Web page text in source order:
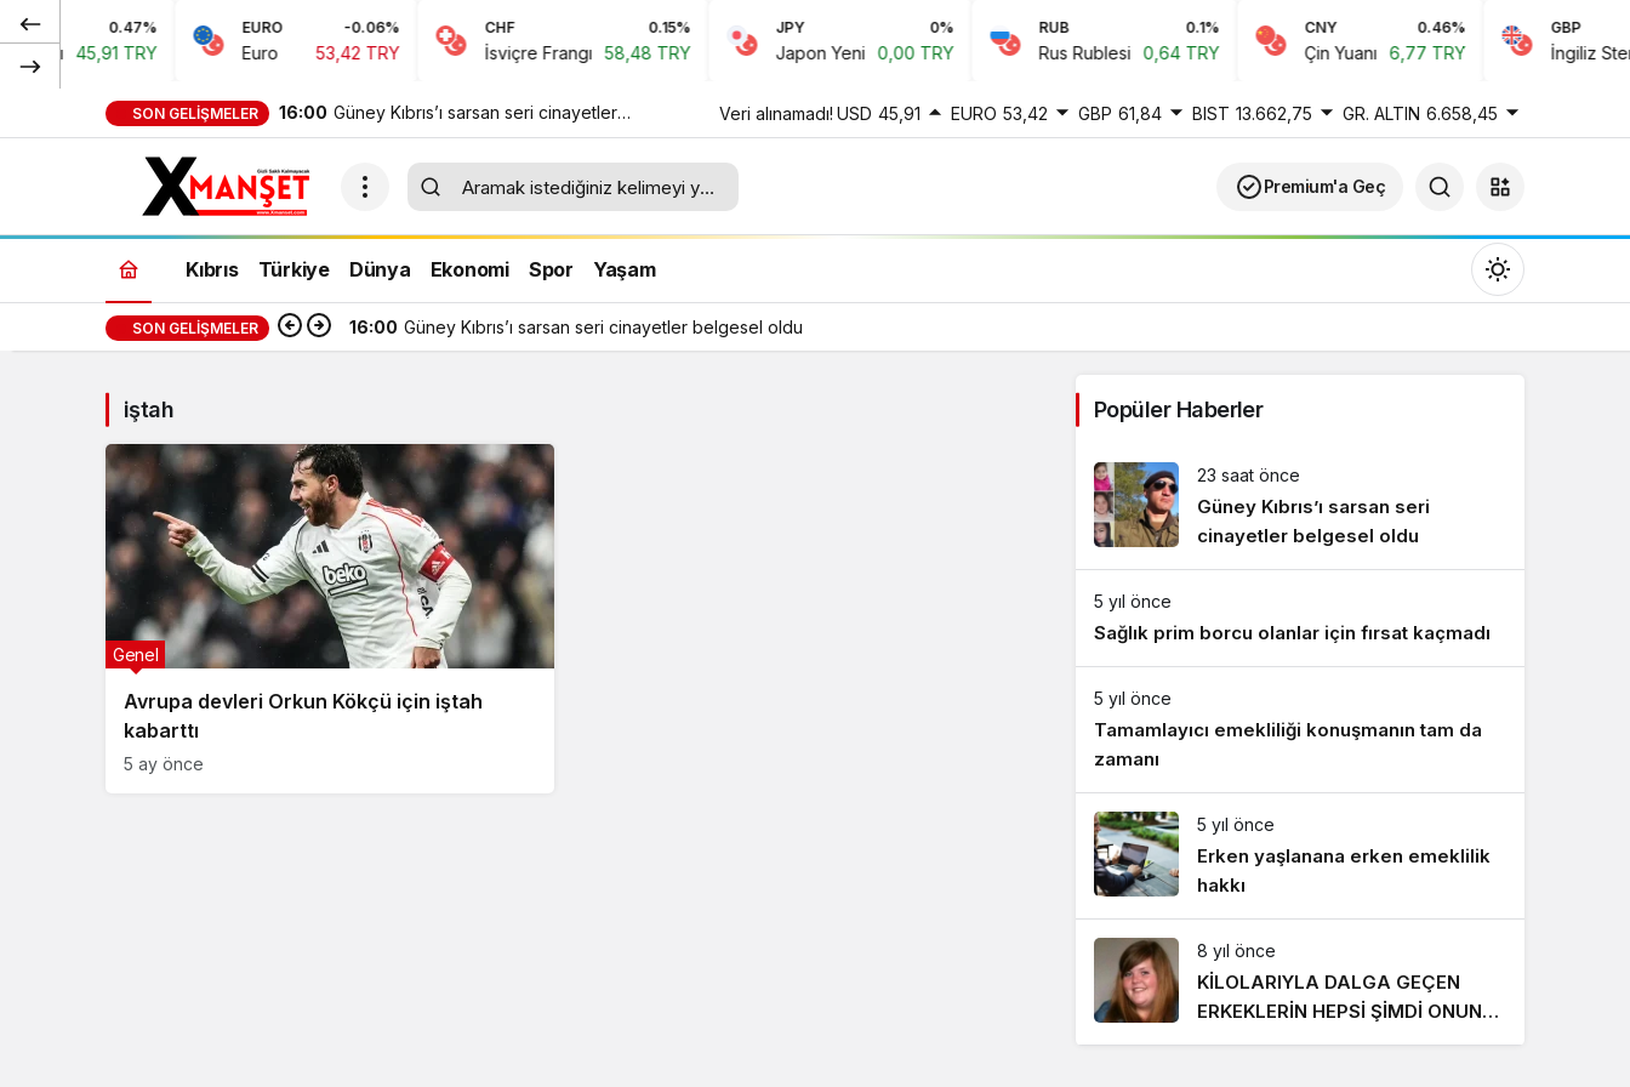
0.47%
45,91 TRY
EURO -0.06%
Euro 53,42 TRY
CHF 0.15%
İsviçre Frangı 58,48 TRY Japon Yeni 0,00 TRY
RUB 0.1%
Rus Rublesi 0,64 TRY
CNY 0.46%
Çin Yuanı 6,77 TRY
GBP
İngiliz Sterlini
SON GELIŞMELER 16:00 Güney Kıbrıs’ı sarsan seri cinayetler
belgesel oldu
Veri alınamadı! USD 45,91 EURO 53,42 GBP 61,84 BIST 13.662,75 GR. ALTIN 6.658,45
Premium'a Geç
Kıbrıs Türkiye Dünya Ekonomi Spor Yaşam
Gündüz modunu seçin.
SON GELIŞMELER 16:00 Güney Kıbrıs’ı sarsan seri cinayetler belgesel oldu
iştah
Avrupa devleri Orkun Kökçü için iştah
kabarttı
Genel
5 ay önce
Popüler Haberler
23 saat önce
Güney Kıbrıs’ı sarsan seri
cinayetler belgesel oldu
5 yıl önce
Sağlık prim borcu olanlar için fırsat kaçmadı
5 yıl önce
Tamamlayıcı emekliliği konuşmanın tam da
zamanı
5 yıl önce
Erken yaşlanana erken emeklilik
hakkı
8 yıl önce
KİLOLARIYLA DALGA GEÇEN
ERKEKLERİN HEPSİ ŞİMDİ ONUN
PEŞİNDE! SON HALİ İNANILMAZ